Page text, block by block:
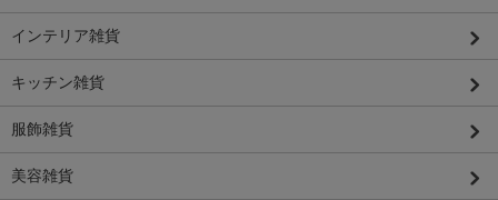
インテリア雑貨
キッチン雑貨
服飾雑貨
美容雑貨